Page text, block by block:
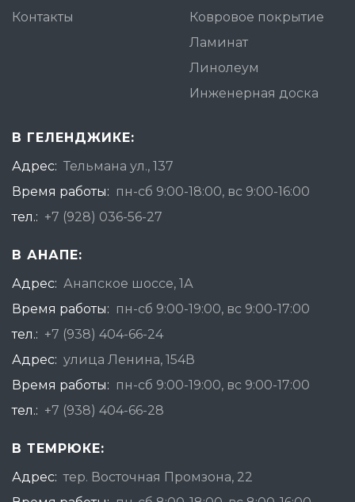
Контакты
Ковровое покрытие
Ламинат
Линолеум
Инженерная доска
В ГЕЛЕНДЖИКЕ:
Адрес: Тельмана ул., 137
Время работы: пн-сб 9:00-18:00, вс 9:00-16:00
тел.: +7 (928) 036-56-27
В АНАПЕ:
Адрес: Анапское шоссе, 1А
Время работы: пн-сб 9:00-19:00, вс 9:00-17:00
тел.: +7 (938) 404-66-24
Адрес: улица Ленина, 154В
Время работы: пн-сб 9:00-19:00, вс 9:00-17:00
тел.: +7 (938) 404-66-28
В ТЕМРЮКЕ:
Адрес: тер. Восточная Промзона, 22